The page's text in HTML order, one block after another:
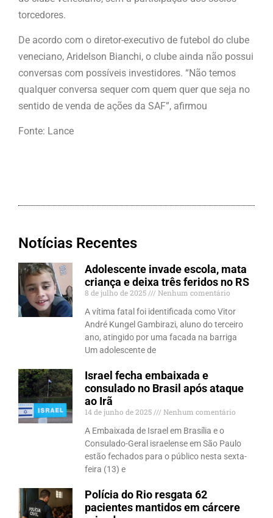
torcedores.
De acordo com o diretor-executivo de futebol do clube
veneciano, Aridelson Bianchi, o clube ainda não possui
conversas com possíveis investidores. “Não temos
qualquer conversa sequer com quem quer que seja no
sentido de venda de ações da SAF”, afirmou
Fonte: Lance
Notícias Recentes
Adolescente invade escola, mata
criança e deixa três feridos no RS
8 de julho de 2025
Nenhum comentário
A vítima fatal foi identificada como Vitor
André Kungel Gambirazi, aluno do terceiro
ano, atingido por uma facada na barriga
Um adolescente de
Israel fecha embaixada e
consulado no Brasil após ataque
ao Irã
14 de junho de 2025
Nenhum comentário
A Embaixada de Israel em Brasília e o
Consulado-Geral israelense em São Paulo
estão fechados para o público nesta sexta-
feira (13) e
Polícia do Rio resgata 62
pacientes mantidos em cárcere